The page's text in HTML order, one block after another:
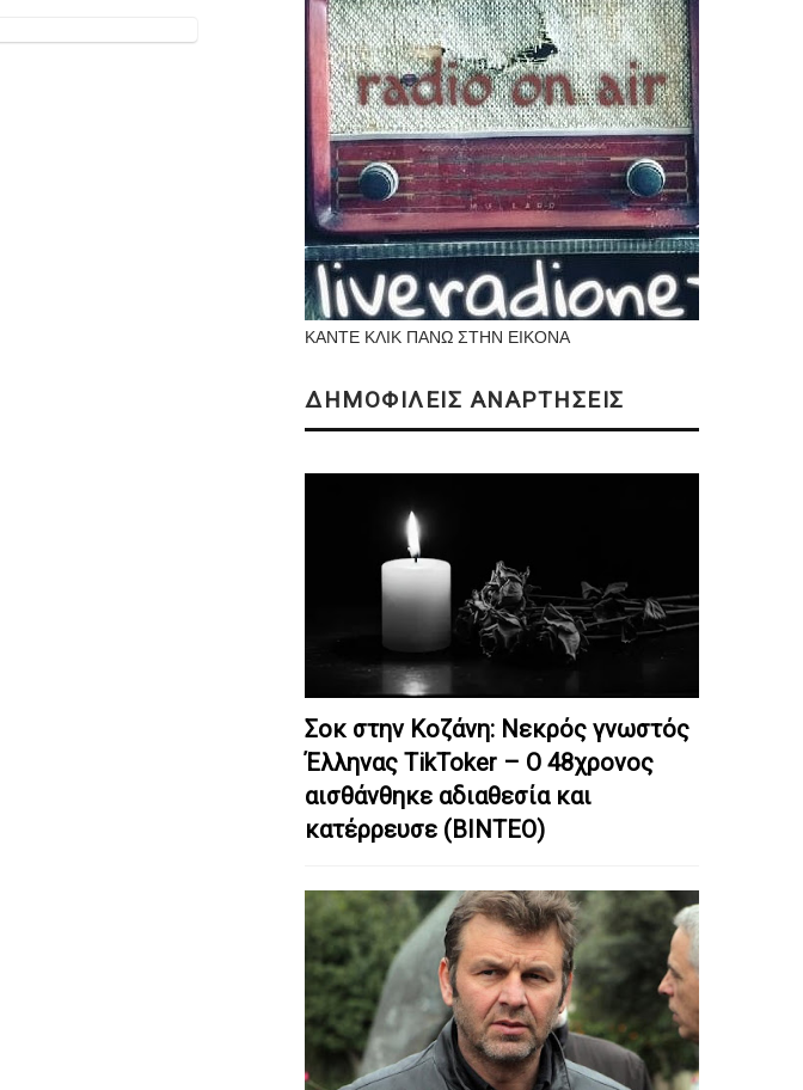
ΚΑΝΤΕ ΚΛΙΚ ΠΑΝΩ ΣΤΗΝ ΕΙΚΟΝΑ
ΔΗΜΟΦΙΛΕΙΣ ΑΝΑΡΤΗΣΕΙΣ
Σοκ στην Κοζάνη: Nεκρός γνωστός
Έλληνας TikToker – Ο 48χρονος
αισθάνθηκε αδιαθεσία και
κατέρρευσε (ΒΙΝΤΕΟ)